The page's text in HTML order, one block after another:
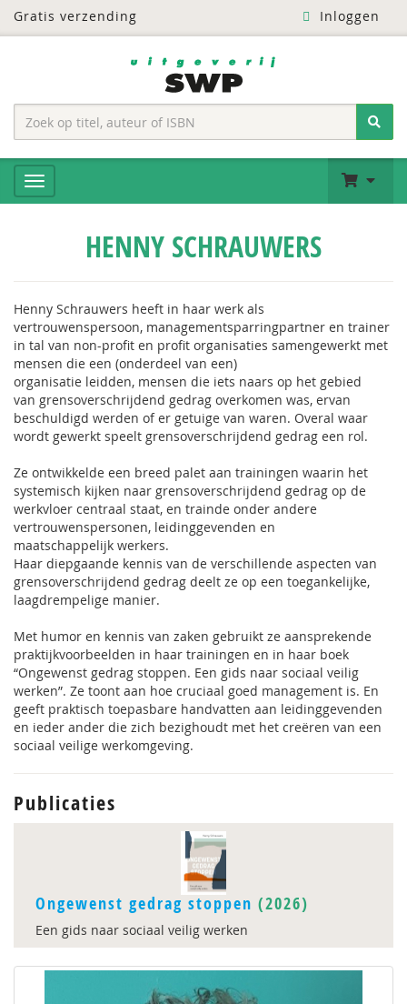
Gratis verzending Inloggen
HENNY SCHRAUWERS
Henny Schrauwers heeft in haar werk als
vertrouwenspersoon, managementsparringpartner en trainer
in tal van non-profit en profit organisaties samengewerkt met
mensen die een (onderdeel van een)
organisatie leidden, mensen die iets naars op het gebied
van grensoverschrijdend gedrag overkomen was, ervan
beschuldigd werden of er getuige van waren. Overal waar
wordt gewerkt speelt grensoverschrijdend gedrag een rol.
Ze ontwikkelde een breed palet aan trainingen waarin het
systemisch kijken naar grensoverschrijdend gedrag op de
werkvloer centraal staat, en trainde onder andere
vertrouwenspersonen, leidinggevenden en
maatschappelijk werkers.
Haar diepgaande kennis van de verschillende aspecten van
grensoverschrijdend gedrag deelt ze op een toegankelijke,
laagdrempelige manier.
Met humor en kennis van zaken gebruikt ze aansprekende
praktijkvoorbeelden in haar trainingen en in haar boek
“Ongewenst gedrag stoppen. Een gids naar sociaal veilig
werken”. Ze toont aan hoe cruciaal goed management is. En
geeft praktisch toepasbare handvatten aan leidinggevenden
en ieder ander die zich bezighoudt met het creëren van een
sociaal veilige werkomgeving.
Publicaties
Ongewenst gedrag stoppen (2026)
Een gids naar sociaal veilig werken